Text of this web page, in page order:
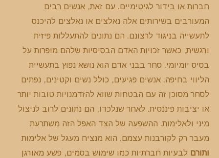
חברות או בידור לגיטימיים. עם זאת, אנשים רבים
המעורבים בשירותים אלה נאלצים או נאלצים להיכנס
לתעשייה בניגוד לרצונם. הם נתונים להתעללות פיזית
ורגשית, כאשר זכויות האדם הבסיסיות שלהם מופרות על
בסיס יומיומי. סחר בבני אדם הוא נושא נפוץ בתעשיית
הליווי בחיפה. אנשים פגיעים, כולל נשים וקטינים, נפתים
לסחר מסוכן זה עם הבטחות שווא להזדמנויות טובות יותר
או יציבות פיננסית. לאחר שנלכדו, הם נתונים לרוב לניצול
מיני ולאלימות. ההשפעה של הצד האפל הזה משתרעת
מעבר רק לקורבנות עצמם. הוא מנציח מעגל של אלימות
ותורם לבעיות חברתיות כמו שימוש בסמים, פשע מאורגן